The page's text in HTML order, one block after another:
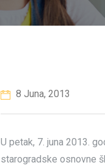
8 Juna, 2013
U petak, 7. juna 2013.
starogradske osnovne